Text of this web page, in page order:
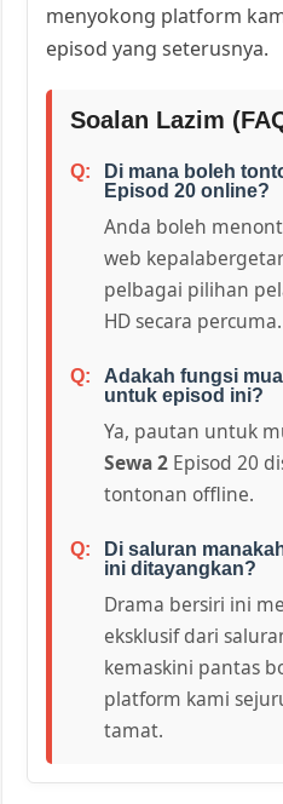
menyokong platform
episod yang seterusnya.
Soalan Lazim
Di mana boleh
Episod 20 online?
Anda boleh
web
pelbagai pilihan
HD secara percuma.
Adakah fungsi
untuk episod ini?
Ya, pautan untuk
Sewa 2 Episod 20
tontonan offline.
Di saluran
ini ditayangkan?
Drama bersiri ini
eksklusif dari
kemaskini pantas
platform kami
tamat.